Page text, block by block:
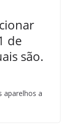
de
são.
aparelhos a